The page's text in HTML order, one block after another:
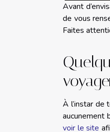
Avant
de vous
Faites
À l’instar de
aucunement
voir le site